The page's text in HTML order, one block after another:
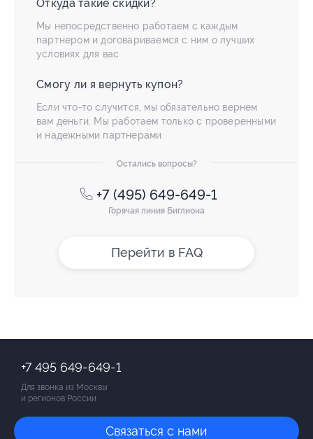
Откуда такие скидки?
Мы непосредственно работаем с каждым
партнером и договариваемся с ним о лучших
условиях для вас
Смогу ли я вернуть купон?
Если что-то случится, мы обязательно вернем
вам деньги. Мы работаем только с проверенными
и надежными партнерами
Остались вопросы?
+7 (495) 649-649-1
Горячая линия Биглиона
Перейти в FAQ
+7 495 649-649-1
Для звонка из Москвы
и регионов России
Связаться с нами